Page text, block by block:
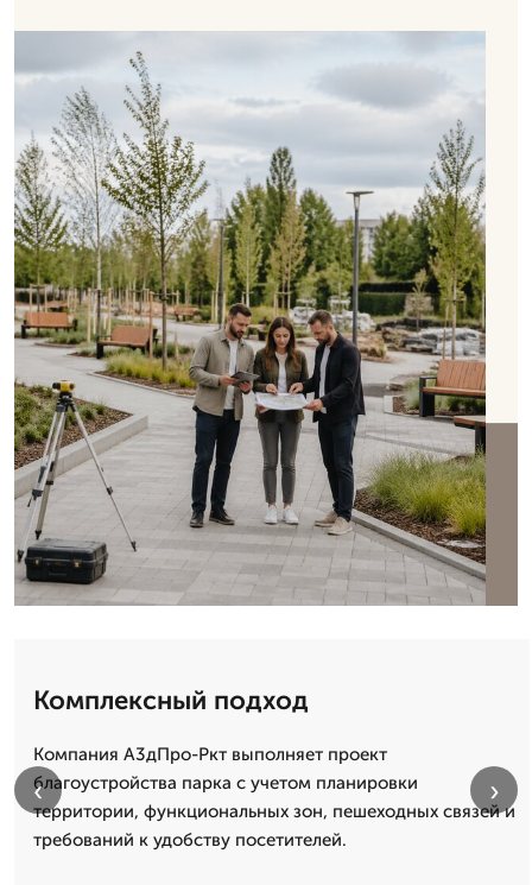
Комплексный подход
Компания А3дПро-Ркт выполняет проект
благоустройства парка с учетом планировки
территории, функциональных зон, пешеходных связей и
требований к удобству посетителей.
‹ ›